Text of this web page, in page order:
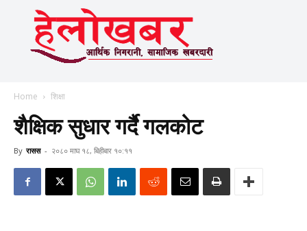
Home शिक्षा
शैक्षिक सुधार गर्दै गलकोट
By रासस - २०८० माघ १८, बिहीबार १०:११